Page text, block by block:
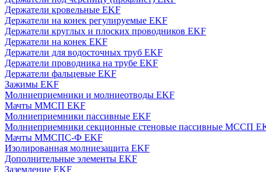
Держатели кровельные EKF
Держатели на конек регулируемые EKF
Держатели круглых и плоских проводников EKF
Держатели на конек EKF
Держатели для водосточных труб EKF
Держатели проводника на трубе EKF
Держатели фальцевые EKF
Зажимы EKF
Молниеприемники и молниеотводы EKF
Мачты ММСП EKF
Молниеприемники пассивные EKF
Молниеприемники секционные стеновые пассивные МССП
Мачты ММСПС-Ф EKF
Изолированная молниезащита EKF
Дополнительные элементы EKF
Заземление EKF